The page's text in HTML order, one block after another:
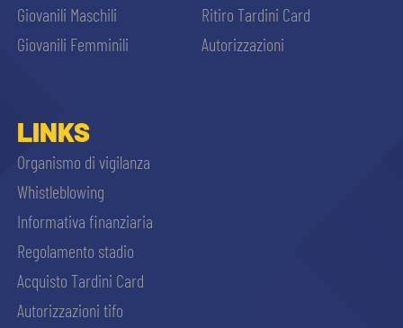
Giovanili Maschili
Giovanili Femminili
Ritiro Tardini Card
Autorizzazioni
LINKS
Organismo di vigilanza
Whistleblowing
Informativa finanziaria
Regolamento stadio
Acquisto Tardini Card
Autorizzazioni tifo